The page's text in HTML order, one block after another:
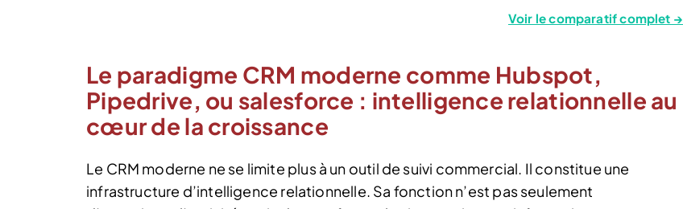
Voir le comparatif complet →
Le paradigme CRM moderne comme Hubspot,
Pipedrive, ou salesforce : intelligence relationnelle au
cœur de la croissance
Le CRM moderne ne se limite plus à un outil de suivi commercial. Il constitue une
infrastructure d’intelligence relationnelle. Sa fonction n’est pas seulement